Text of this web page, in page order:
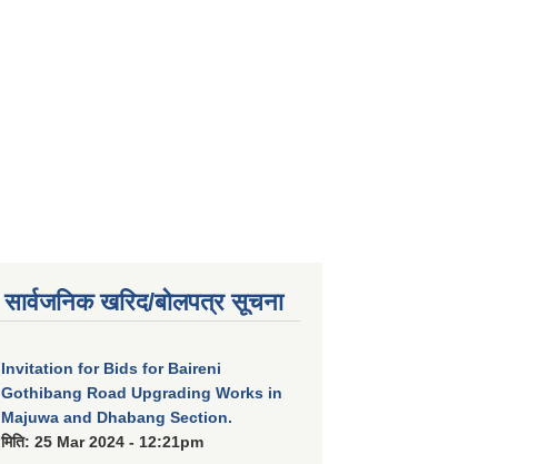
सार्वजनिक खरिद/बोलपत्र सूचना
Invitation for Bids for Baireni
Gothibang Road Upgrading Works in
Majuwa and Dhabang Section.
मिति: 25 Mar 2024 - 12:21pm